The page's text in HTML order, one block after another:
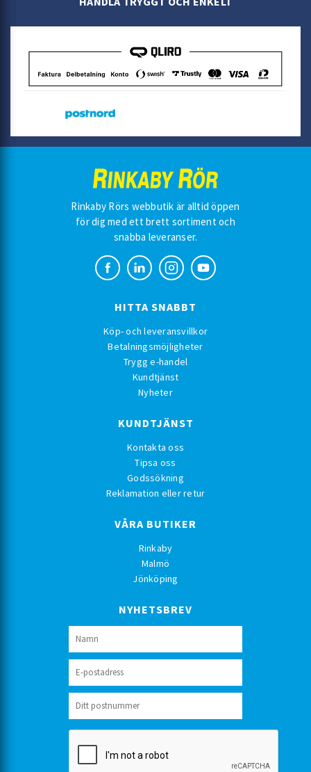
Rinkaby Rörs webbutik är alltid öppen
för dig med ett brett sortiment och
snabba leveranser.
HITTA SNABBT
Köp- och leveransvillkor
Betalningsmöjligheter
Trygg e-handel
Kundtjänst
Nyheter
KUNDTJÄNST
Kontakta oss
Tipsa oss
Godssökning
Reklamation eller retur
VÅRA BUTIKER
Rinkaby
Malmö
Jönköping
NYHETSBREV